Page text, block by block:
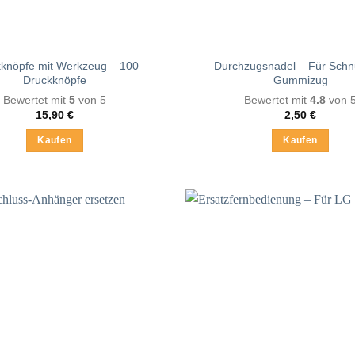
mit Werkzeug – 100
Druckknöpfe
Bewertet mit 5 von 5
15,90 €
Kaufen
Durchzugsnadel – Für
Gummizug
Bewertet mit 4.8 von
2,50 €
Kaufen